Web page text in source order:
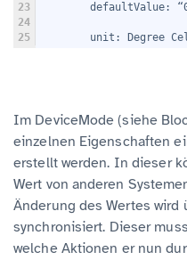
23
24
25
defaultValue:
unit: Degree
Im DeviceMode (siehe
einzelnen Eigenschaften
erstellt werden. In dieser
Wert von anderen
Änderung des Wertes wird
synchronisiert. Dieser
welche Aktionen er nun